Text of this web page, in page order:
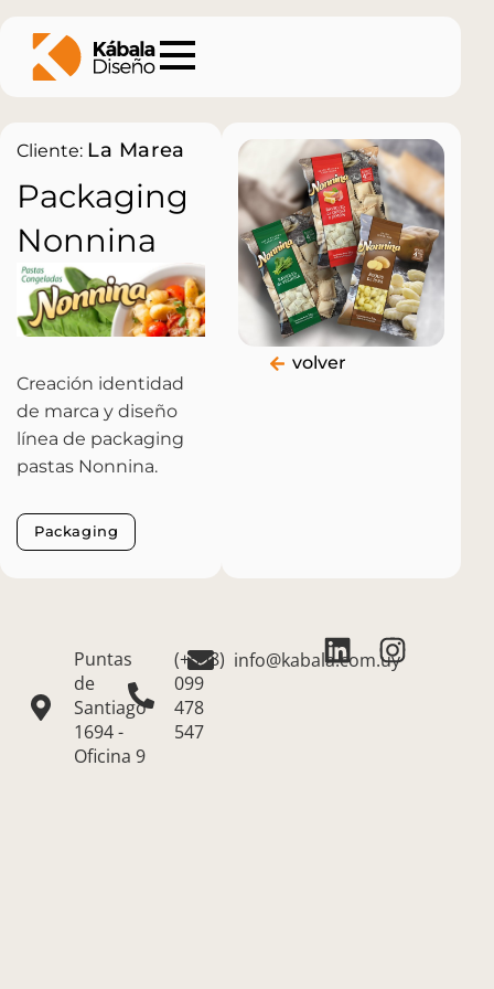
Cliente: La Marea
Packaging
Nonnina
Creación identidad
de marca y diseño
línea de packaging
pastas Nonnina.
Packaging
volver
Puntas
de
Santiago
1694 -
Oficina 9
(+598)
099
478
547
info@kabala.com.uy